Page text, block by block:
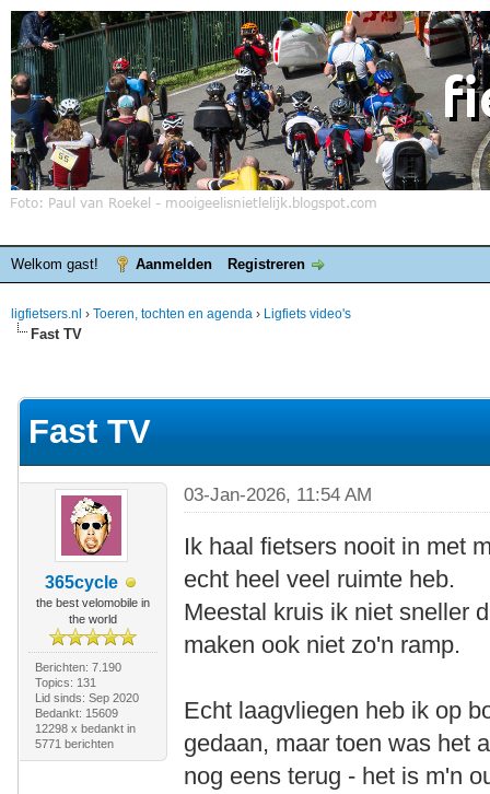
Welkom gast! Aanmelden Registreren
ligfietsers.nl › Toeren, tochten en agenda › Ligfiets video's
Fast TV
Fast TV
365cycle
the best velomobile in
the world
Berichten: 7.190
Topics: 131
Lid sinds: Sep 2020
Bedankt: 15609
12298 x bedankt in
5771 berichten
03-Jan-2026, 11:54 AM
Ik haal fietsers nooit in met
echt heel veel ruimte heb.
Meestal kruis ik niet sneller
maken ook niet zo'n ramp.
Echt laagvliegen heb ik op
gedaan, maar toen was het
nog eens terug - het is m'n